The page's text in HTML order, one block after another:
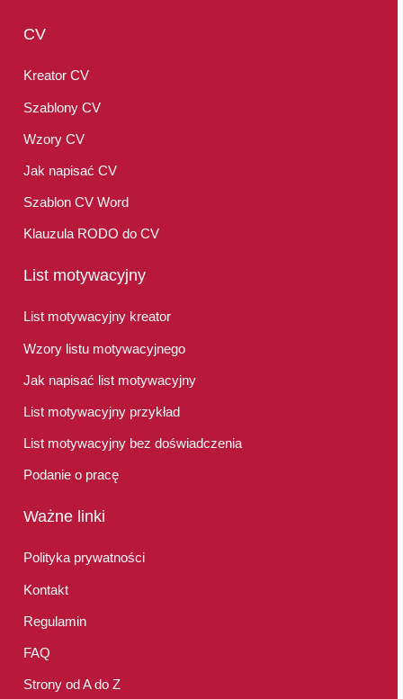
CV
Kreator CV
Szablony CV
Wzory CV
Jak napisać CV
Szablon CV Word
Klauzula RODO do CV
List motywacyjny
List motywacyjny kreator
Wzory listu motywacyjnego
Jak napisać list motywacyjny
List motywacyjny przykład
List motywacyjny bez doświadczenia
Podanie o pracę
Ważne linki
Polityka prywatności
Kontakt
Regulamin
FAQ
Strony od A do Z